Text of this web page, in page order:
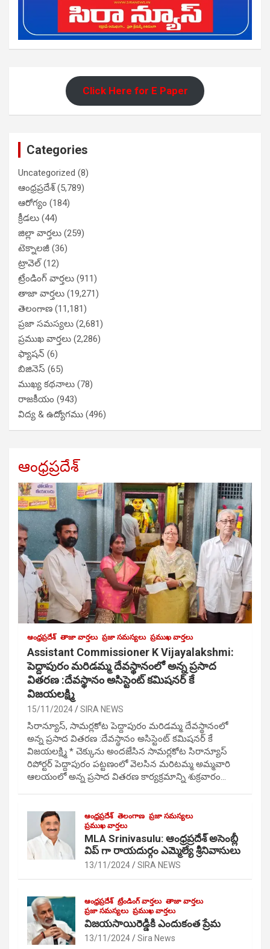
Click Here for E Paper
Categories
Uncategorized (8)
ఆంధ్రప్రదేశ్(5,789)
ఆరోగ్యం (184)
క్రీడలు (44)
జిల్లా వార్తలు (259)
టెక్నాలజీ (36)
ట్రావెల్(12)
ట్రేండింగ్ వార్తలు (911)
తాజా వార్తలు (19,271)
తెలంగాణ (11,181)
ప్రజా సమస్యలు (2,681)
ప్రముఖ వార్తలు (2,286)
ఫ్యాషన్ (6)
బిజినెస్ (65)
ముఖ్య కథనాలు (78)
రాజకీయం (943)
విద్య & ఉద్యోగము (496)
ఆంధ్రప్రదేశ్
ఆంధ్రప్రదేశ్ తాజా వార్తలు ప్రజా సమస్యలు ప్రముఖ వార్తలు
Assistant Commissioner K Vijayalakshmi:
పెద్దాపురం మరిడమ్మ దేవస్థానంలో అన్న ప్రసాద
వితరణ :దేవస్థానం అసిస్టెంట్ కమిషనర్ కే
విజయలక్ష్మి
15/11/2024 SIRA NEWS
సిరాన్యూస్, సామర్లకోట పెద్దాపురం మరిడమ్మ దేవస్థానంలో
అన్న ప్రసాద వితరణ :దేవస్థానం అసిస్టెంట్ కమిషనర్ కే
విజయలక్ష్మి * చెక్కును అందజేసిన సామర్లకోట సిరాన్యూస్
రిపోర్టర్ పెద్దాపురం పట్టణంలో వెలసిన మరిటమ్మ అమ్మవారి
ఆలయంలో అన్న ప్రసాద వితరణ కార్యక్రమాన్ని శుక్రవారం…
ఆంధ్రప్రదేశ్ తెలంగాణ ప్రజా సమస్యలు
ప్రముఖ వార్తలు
MLA Srinivasulu: ఆంధ్రప్రదేశ్ అసెంబ్లీ
విప్ గా రాయదుర్గం ఎమ్మెల్యే శ్రీనివాసులు
13/11/2024 SIRA NEWS
ఆంధ్రప్రదేశ్ ట్రేండింగ్ వార్తలు తాజా వార్తలు
ప్రజా సమస్యలు ప్రముఖ వార్తలు
విజయసాయిరెడ్డికి ఎందుకంత ప్రేమ
13/11/2024 Sira News